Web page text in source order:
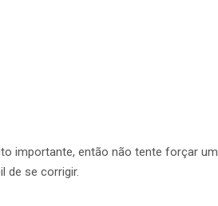
importante, então não tente forçar
de se corrigir.